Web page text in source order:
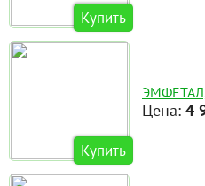
Купить
Купить
Цена: 4